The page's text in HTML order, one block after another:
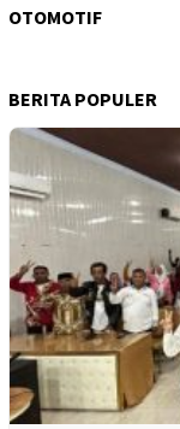
OTOMOTIF
BERITA POPULER